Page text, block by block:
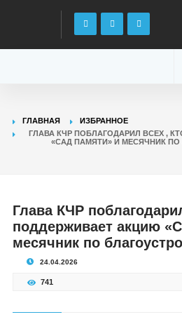
ГЛАВНАЯ
ИЗБРАННОЕ
ГЛАВА КЧР ПОБЛАГОДАРИЛ ВСЕХ ,
«САД ПАМЯТИ» И МЕСЯЧНИК
Глава КЧР
поддерживает акцию
месячник по
24.04.2026
741